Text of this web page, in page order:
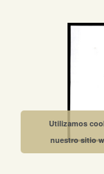
Utilizamos
nuestro sitio